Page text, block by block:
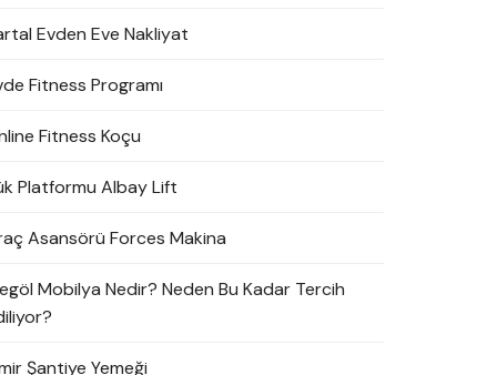
Evden Eve Nakliyat
Fitness Programı
Fitness Koçu
Platformu Albay Lift
Asansörü Forces Makina
Mobilya Nedir? Neden Bu Kadar Tercih
Şantiye Yemeği